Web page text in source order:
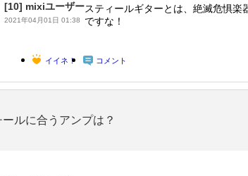
[10] mixiユーザー
2021年04月01日 01:38
スティールギターとは、絶滅危惧楽
ですな！
イイネ！ コメント
ールに合うアンプは？